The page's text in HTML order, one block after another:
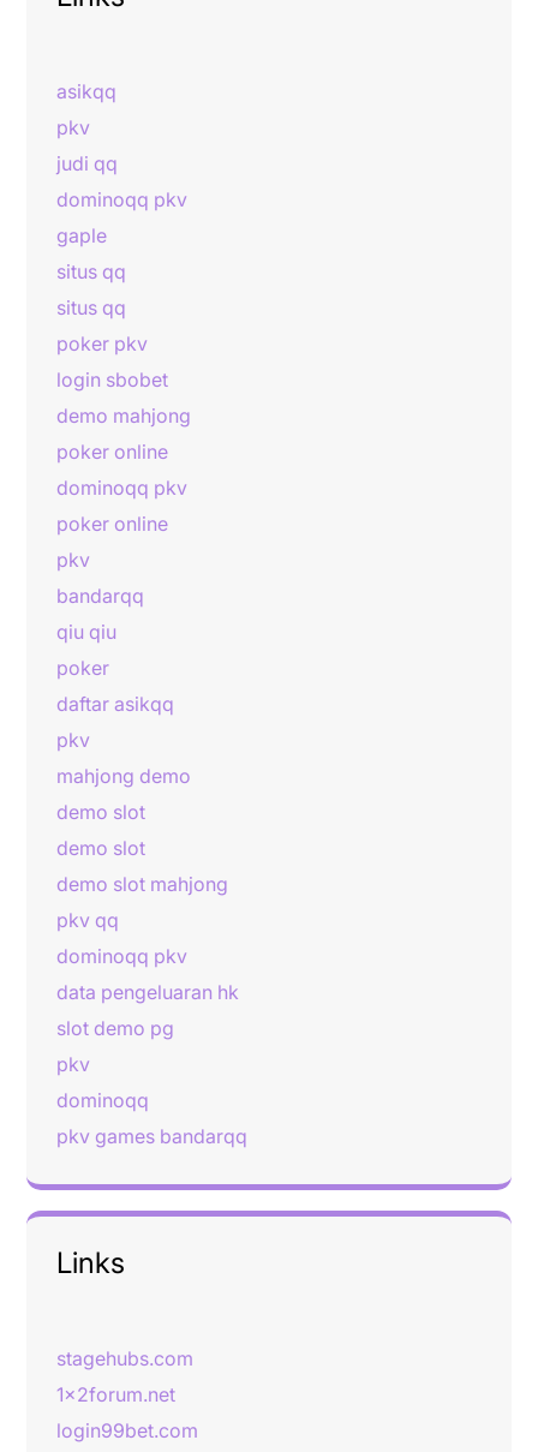
asikqq
pkv
judi qq
dominoqq pkv
gaple
situs qq
situs qq
poker pkv
login sbobet
demo mahjong
poker online
dominoqq pkv
poker online
pkv
bandarqq
qiu qiu
poker
daftar asikqq
pkv
mahjong demo
demo slot
demo slot
demo slot mahjong
pkv qq
dominoqq pkv
data pengeluaran hk
slot demo pg
pkv
dominoqq
pkv games bandarqq
Links
stagehubs.com
1x2forum.net
login99bet.com